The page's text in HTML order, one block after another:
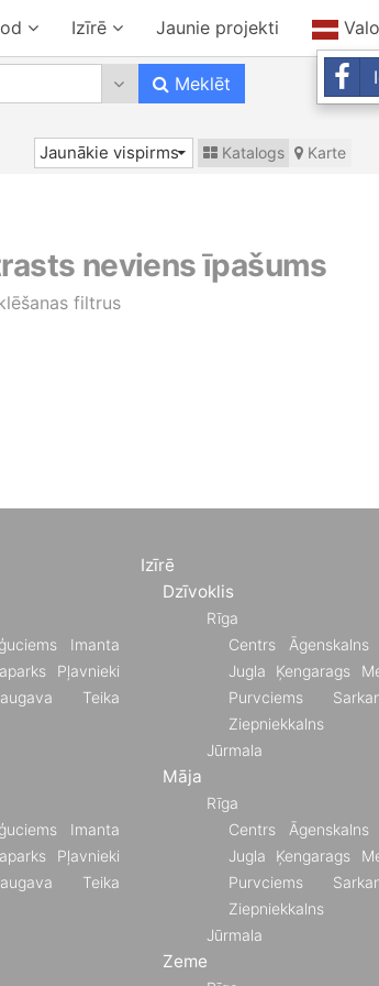
Izīrē Jaunie projekti
0 results are available, use up
Meklēt
Jaunākie vispirms Katalogs Karte
neviens īpašums
filtrus
Imanta
Pļavnieki
Teika
Imanta
Pļavnieki
Teika
Izīrē
Dzīvoklis
Rīga
Centrs
Āgenskalns
Jugla
Ķengarags
Purvciems
Ziepniekkalns
Jūrmala
Māja
Rīga
Centrs
Āgenskalns
Jugla
Ķengarags
Purvciems
Ziepniekkalns
Jūrmala
Zeme